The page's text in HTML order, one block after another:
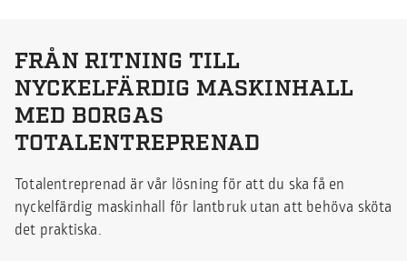
FRÅN RITNING TILL
NYCKELFÄRDIG MASKINHALL
MED BORGAS
TOTALENTREPRENAD
Totalentreprenad är vår lösning för att du ska få en
nyckelfärdig maskinhall för lantbruk utan att behöva sköta
det praktiska.